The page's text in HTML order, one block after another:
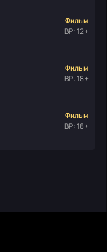
Фильм
ВР: 12+
Фильм
ВР: 18+
Фильм
ВР: 18+